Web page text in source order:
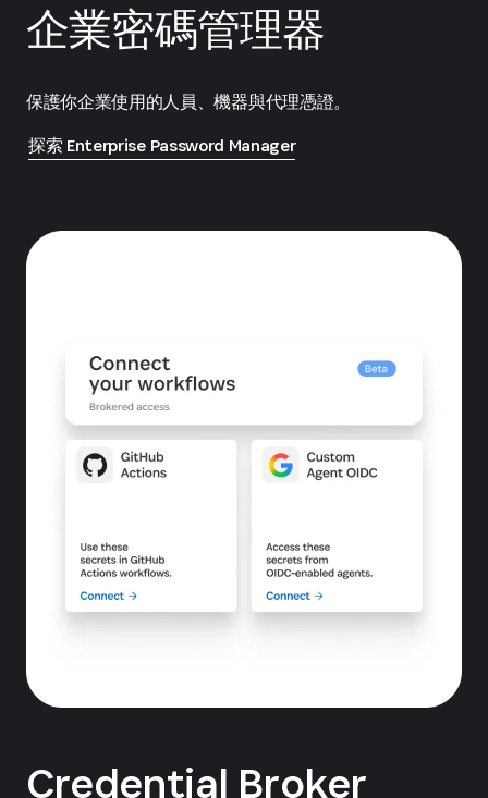
企業密碼管理器
保護你企業使用的人員、機器與代理憑證。
探索 Enterprise Password Manager
Credential Broker